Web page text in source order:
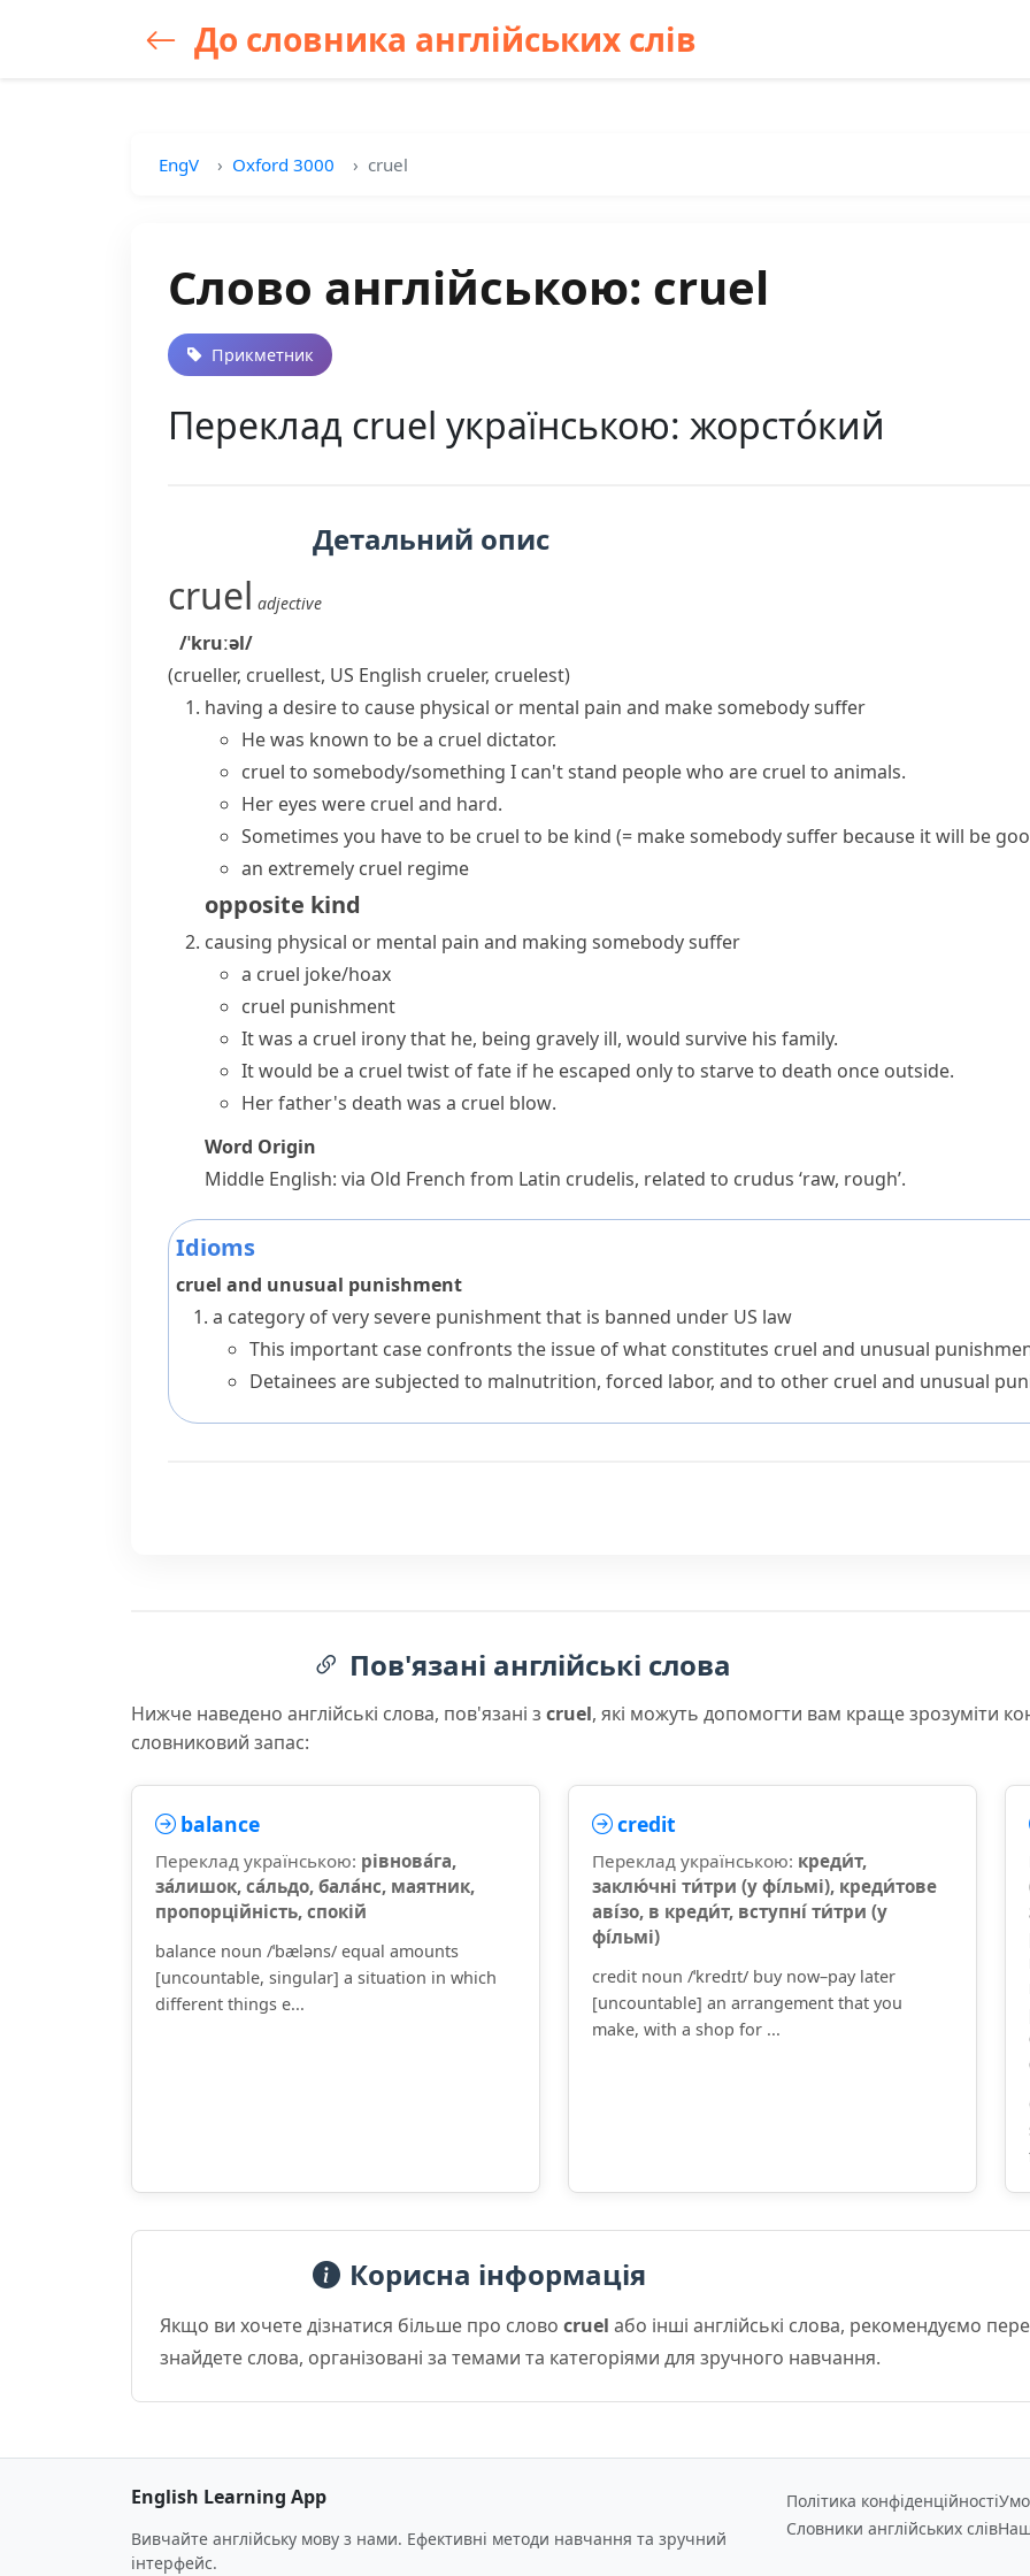
До словника англійських слів
EngV Oxford 3000 cruel
Слово англійською: cruel
Прикметник
Переклад cruel українською: жорсто́кий
Детальний опис
cruel adjective
/ˈkruːəl/
(crueller, cruellest, US English crueler, cruelest)
having a desire to cause physical or mental pain and make somebody suffer
He was known to be a cruel dictator.
cruel to somebody/something I can't stand people who are cruel to animals.
Her eyes were cruel and hard.
Sometimes you have to be cruel to be kind (= make somebody suffer because it will be
an extremely cruel regime
opposite kind
causing physical or mental pain and making somebody suffer
a cruel joke/hoax
cruel punishment
It was a cruel ironythat he, being gravely ill, would survive his family.
It would be a cruel twist of fate if he escaped only to starve to death once outside.
Her father's death was a cruel blow.
Word Origin
Middle English: via Old French from Latin crudelis, related to crudus ‘raw, rough’.
Idioms
cruel and unusual punishment
a category of very severe punishment that is banned under US law
This important case confronts the issue of what constitutes cruel and unusual
Detainees are subjected to malnutrition, forced labor, and to other cruel and unusual
Пов'язані англійські слова
Нижче наведено англійські слова, пов'язані з cruel, які можуть допомогти вам краще зрозуміти
словниковий запас:
balance
Переклад українською: рівнова́га,
за́лишок, са́льдо, бала́нс, маятник,
пропорційність, спокій
balance noun /ˈbæləns/ equal amounts
[uncountable, singular] a situation in which
different things e...
credit
Переклад українською: креди́т,
заклю́чні ти́три (у фі́льмі), креди́тове
аві́зо, в креди́т, вступні́ ти́три (у
фі́льмі)
credit noun /ˈkredɪt/ buy now–pay later
[uncountable] an arrangement that you
make, with a shop for ...
Корисна інформація
Якщо ви хочете дізнатися більше про слово cruel або інші англійські слова, рекомендуємо
знайдете слова, організовані за темами та категоріями для зручного навчання.
English Learning App
Вивчайте англійську мову з нами. Ефективні методи навчання та зручний
інтерфейс.
Політика конфіденційності
Словники англійських слів